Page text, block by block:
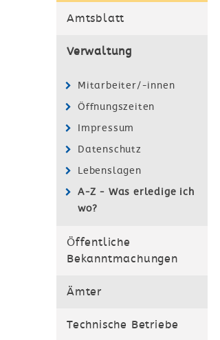
Amtsblatt
Verwaltung
Mitarbeiter/-innen
Öffnungszeiten
Impressum
Datenschutz
Lebenslagen
A-Z - Was erledige ich
wo?
Öffentliche
Bekanntmachungen
Ämter
Technische Betriebe